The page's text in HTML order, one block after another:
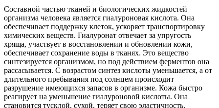
Составной частью тканей и биологических жидкостей
организма человека является гиалуроновая кислота. Она
обеспечивает поддержку клеток, ускоряет транспортировку
химических веществ. Гиалуронат отвечает за упругость
хряща, участвует в восстановлении и обновлении кожи,
обеспечивает сохранение воды в тканях. Это вещество
синтезируется организмом, но под действием ферментов она
рассасывается. С возрастом синтез кислоты уменьшается, а от
длительного пребывания под солнцем происходит
разрушение имеющихся запасов в организме. Кожа быстро
реагирует на уменьшение гиалуроновой кислоты. Она
становится тусклой, сухой, теряет свою эластичность.